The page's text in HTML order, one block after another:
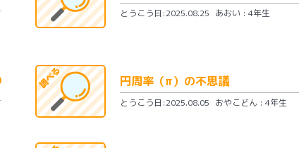
とうこう日:2025.08.25 あおい : 4年生
円周率（π）の不思議
とうこう日:2025.08.05 おやこどん : 4年生